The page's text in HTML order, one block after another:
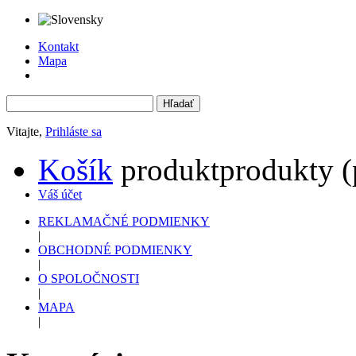
Kontakt
Mapa
Vitajte, Prihláste sa
Košík produktprodukty
Váš účet
REKLAMAČNÉ PODMIENKY
|
OBCHODNÉ PODMIENKY
|
O SPOLOČNOSTI
|
MAPA
|